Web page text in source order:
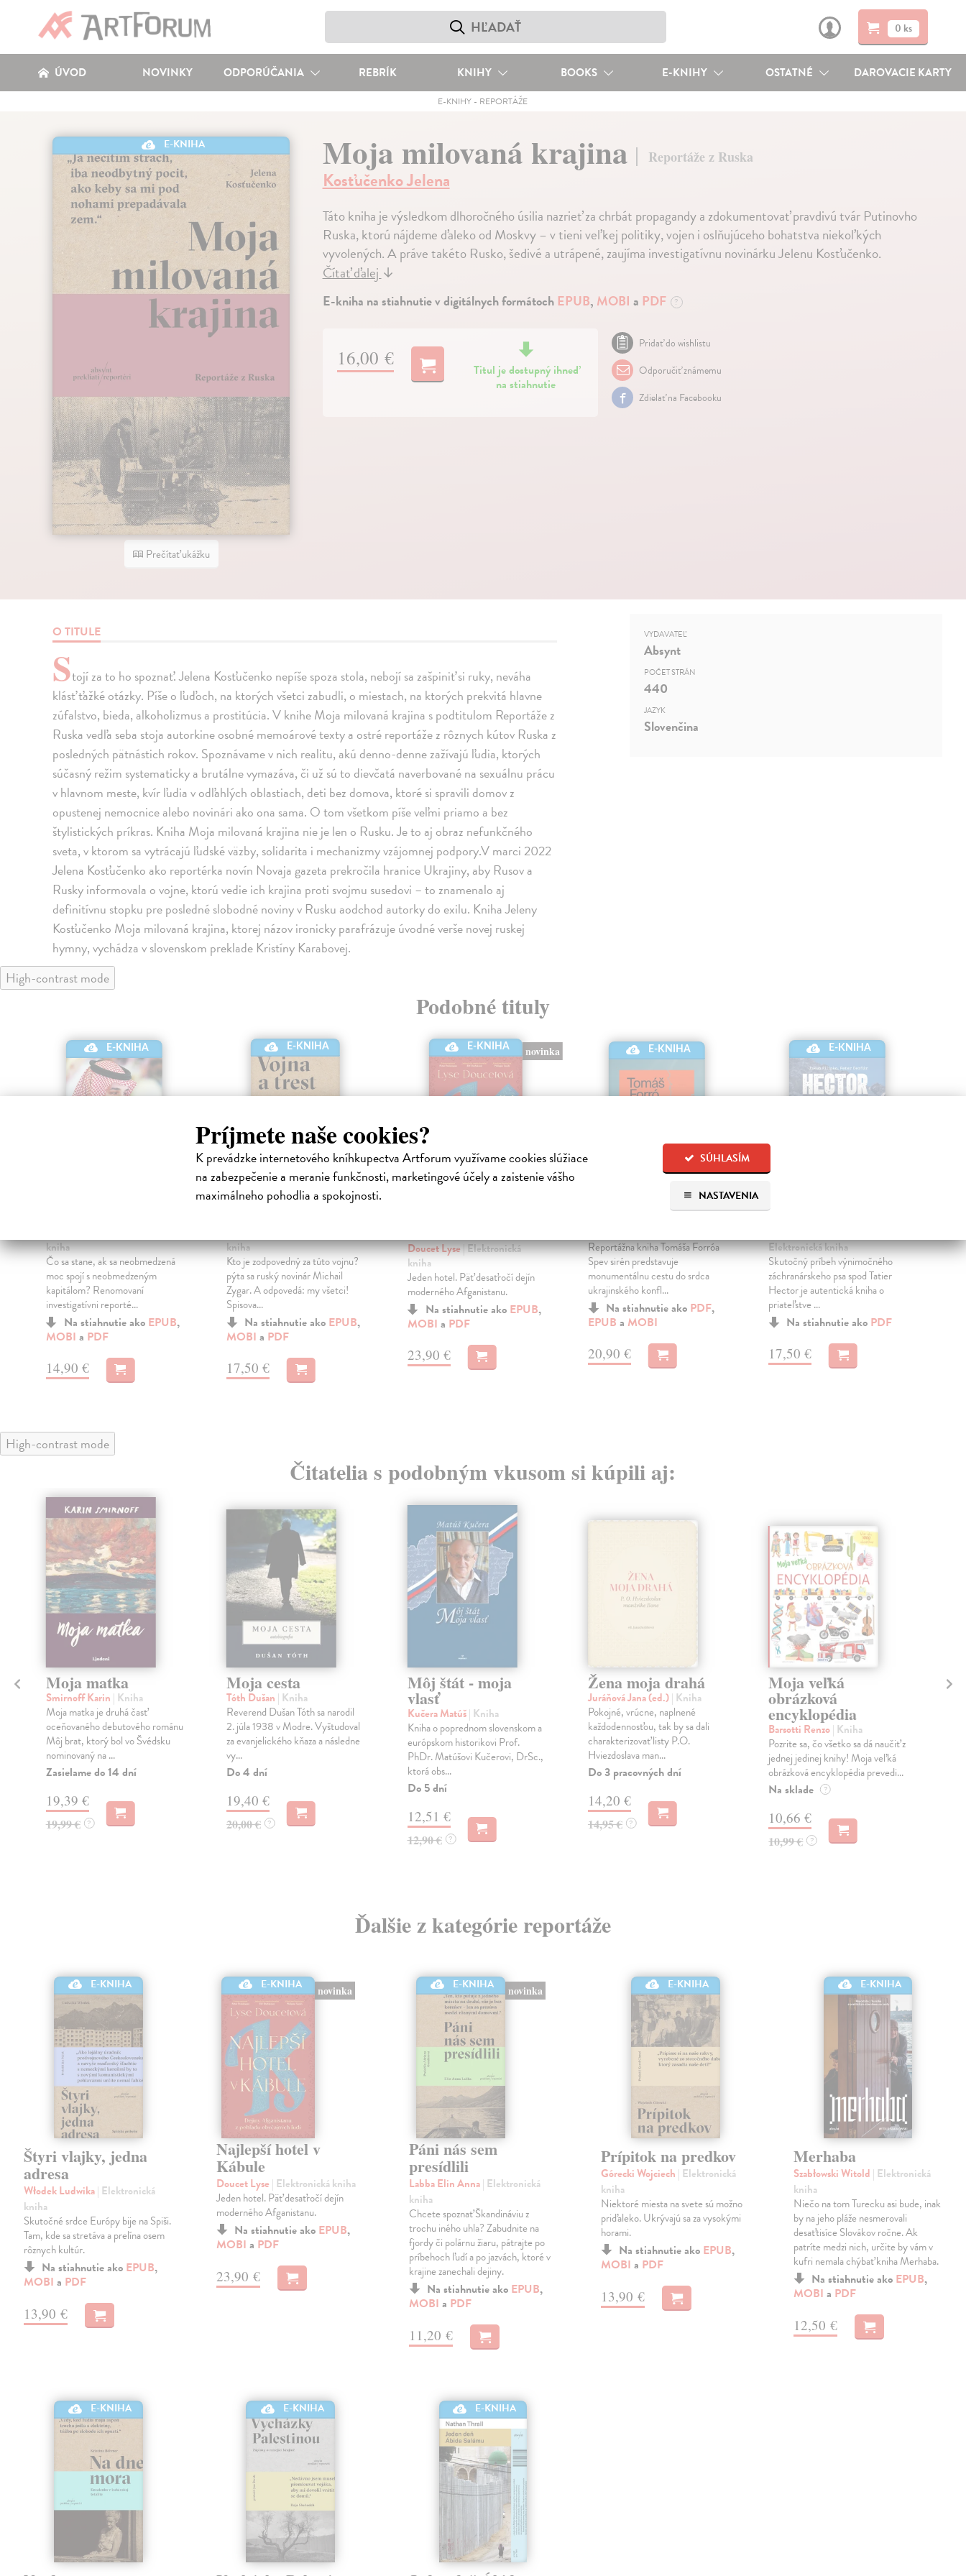
Príjmete naše cookies?
K prevádzke internetového kníhkupectva Artforum využívame cookies slúžiace
na zabezpečenie a meranie funkčnosti, marketingové účely a zaistenie vášho
maximálneho pohodlia a spokojnosti.
SÚHLASÍM
NASTAVENIA
0 ks
ÚVOD NOVINKY ODPORÚČANIA REBRÍK KNIHY BOOKS E-KNIHY OSTATNÉ DAROVACIE KARTY
E-KNIHY - REPORTÁŽE
E-KNIHA
Prečítať ukážku
Moja milovaná krajina Reportáže z Ruska
Kosťučenko Jelena
Táto kniha je výsledkom dlhoročného úsilia nazrieť za chrbát propagandy a zdokumentovať pravdivú tvár Putinovho
Ruska, ktorú nájdeme ďaleko od Moskvy – v tieni veľkej politiky, vojen i oslňujúceho bohatstva niekoľkých
vyvolených. A práve takéto Rusko, šedivé a utrápené, zaujíma investigatívnu novinárku Jelenu Kosťučenko.
Čítať ďalej↓
E-kniha na stiahnutie v digitálnych formátoch EPUB, MOBI a PDF ?
16,00 €
Titul je dostupný ihneď
na stiahnutie
Pridať do wishlistu
Odporučiť známemu
Zdielať na Facebooku
O TITULE
Stojí za to ho spoznať. Jelena Kosťučenko nepíše spoza stola, nebojí sa zašpiniť si ruky, neváha
klásť ťažké otázky. Píše o ľuďoch, na ktorých všetci zabudli, o miestach, na ktorých prekvitá hlavne
zúfalstvo, bieda, alkoholizmus a prostitúcia. V knihe Moja milovaná krajina s podtitulom Reportáže z
Ruska vedľa seba stoja autorkine osobné memoárové texty a ostré reportáže z rôznych kútov Ruska z
posledných pätnástich rokov. Spoznávame v nich realitu, akú denno-denne zažívajú ľudia, ktorých
súčasný režim systematicky a brutálne vymazáva, či už sú to dievčatá naverbované na sexuálnu prácu
v hlavnom meste, kvír ľudia v odľahlých oblastiach, deti bez domova, ktoré si spravili domov z
opustenej nemocnice alebo novinári ako ona sama. O tom všetkom píše veľmi priamo a bez
štylistických príkras. Kniha Moja milovaná krajina nie je len o Rusku. Je to aj obraz nefunkčného
sveta, v ktorom sa vytrácajú ľudské väzby, solidarita i mechanizmy vzájomnej podpory.V marci 2022
Jelena Kosťučenko ako reportérka novín Novaja gazeta prekročila hranice Ukrajiny, aby Rusov a
Rusky informovala o vojne, ktorú vedie ich krajina proti svojmu susedovi – to znamenalo aj
definitívnu stopku pre posledné slobodné noviny v Rusku aodchod autorky do exilu. Kniha Jeleny
Kosťučenko Moja milovaná krajina, ktorej názov ironicky parafrázuje úvodné verše novej ruskej
hymny, vychádza v slovenskom preklade Kristíny Karabovej.
VYDAVATEĽ
Absynt
POČET STRÁN
440
JAZYK
Slovenčina
High-contrast mode
Podobné tituly
E-KNIHA
kniha
Čo sa stane, ak sa neobmedzená
moc spojí s neobmedzeným
kapitálom? Renomovaní
investigatívni reporté...
Na stiahnutie ako EPUB,
MOBI a PDF
14,90 €
E-KNIHA
kniha
Kto je zodpovedný za túto vojnu?
pýta sa ruský novinár Michail
Zygar. A odpovedá: my všetci!
Spisova...
Na stiahnutie ako EPUB,
MOBI a PDF
17,50 €
E-KNIHA novinka
Doucet Lyse| Elektronická
kniha
Jeden hotel. Päť desaťročí dejín
moderného Afganistanu.
Na stiahnutie ako EPUB,
MOBI a PDF
23,90 €
E-KNIHA
Reportážna kniha Tomáša Forróa
Spev sirén predstavuje
monumentálnu cestu do srdca
ukrajinského konfl...
Na stiahnutie ako PDF,
EPUB a MOBI
20,90 €
E-KNIHA
Hector
Elektronická kniha
Skutočný príbeh výnimočného
záchranárskeho psa spod Tatier
Hector je autentická kniha o
priateľstve ...
Na stiahnutie ako PDF
17,50 €
High-contrast mode
Čitatelia s podobným vkusom si kúpili aj:
Moja matka
Smirnoff Karin | Kniha
Moja matka je druhá časť
oceňovaného debutového románu
Môj brat, ktorý bol vo Švédsku
nominovaný na ...
Zasielame do 14 dní
19,39 €
19,99 € ?
Moja cesta
Tóth Dušan | Kniha
Reverend Dušan Tóth sa narodil
2. júla 1938 v Modre. Vyštudoval
za evanjelického kňaza a následne
vy...
Do 4 dní
19,40 €
20,00 € ?
Môj štát - moja
vlasť
Kučera Matúš| Kniha
Kniha o poprednom slovenskom a
európskom historikovi Prof.
PhDr. Matúšovi Kučerovi, DrSc.,
ktorá obs...
Do 5 dní
12,51 €
12,90 € ?
Žena moja drahá
Juráňová Jana (ed.)| Kniha
Pokojné, vrúcne, naplnené
každodennosťou, tak by sa dali
charakterizovať listy P.O.
Hviezdoslava man...
Do 3 pracovných dní
14,20 €
14,95 € ?
Moja veľká
obrázková
encyklopédia
Barsotti Renzo| Kniha
Pozrite sa, čo všetko sa dá naučiť z
jednej jedinej knihy! Moja veľká
obrázková encyklopédia prevedi...
Na sklade ?
10,66 €
10,99 € ?
Ďalšie z kategórie reportáže
E-KNIHA
Štyri vlajky, jedna
adresa
Włodek Ludwika| Elektronická
kniha
Skutočné srdce Európy bije na Spiši.
Tam, kde sa stretáva a prelína osem
rôznych kultúr.
Na stiahnutie ako EPUB,
MOBI a PDF
13,90 €
E-KNIHA novinka
Najlepší hotel v
Kábule
Doucet Lyse | Elektronická kniha
Jeden hotel. Päť desaťročí dejín
moderného Afganistanu.
Na stiahnutie ako EPUB,
MOBI a PDF
23,90 €
E-KNIHA novinka
Páni nás sem
presídlili
Labba Elin Anna| Elektronická
kniha
Chcete spoznať Škandináviu z
trochu iného uhla? Zabudnite na
fjordy či polárnu žiaru, pátrajte po
príbehoch ľudí a po jazvách, ktoré v
krajine zanechali dejiny.
Na stiahnutie ako EPUB,
MOBI a PDF
11,20 €
E-KNIHA
Prípitok na predkov
Górecki Wojciech | Elektronická
kniha
Niektoré miesta na svete sú možno
priďaleko. Ukrývajú sa za vysokými
horami.
Na stiahnutie ako EPUB,
MOBI a PDF
13,90 €
E-KNIHA
Merhaba
Szabłowski Witold | Elektronická
kniha
Niečo na tom Turecku asi bude, inak
by na jeho pláže nesmerovali
desaťtisíce Slovákov ročne. Ak
patríte medzi nich, určite by vám v
kufri nemala chýbať kniha Merhaba.
Na stiahnutie ako EPUB,
MOBI a PDF
12,50 €
E-KNIHA E-KNIHA E-KNIHA